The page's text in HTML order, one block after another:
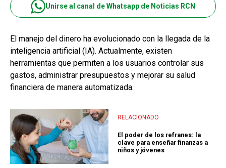
Unirse al canal de Whatsapp de Noticias RCN
El manejo del dinero ha evolucionado con la llegada de la
inteligencia artificial (IA). Actualmente, existen
herramientas que permiten a los usuarios controlar sus
gastos, administrar presupuestos y mejorar su salud
financiera de manera automatizada.
RELACIONADO
El poder de los refranes: la
clave para enseñar finanzas a
niños y jóvenes